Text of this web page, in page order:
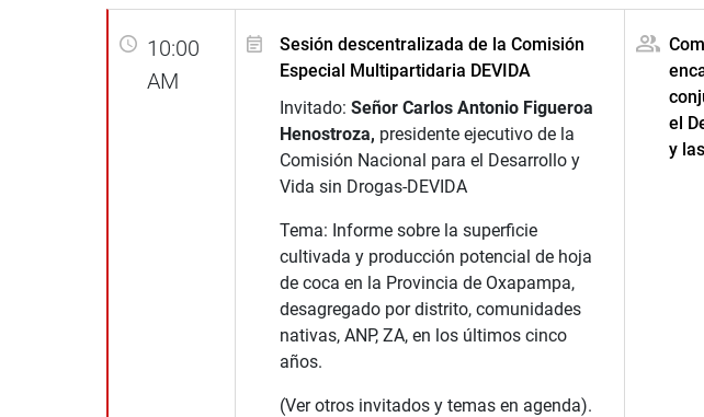
10:00
AM
Sesión descentralizada de la Comisión
Especial Multipartidaria DEVIDA
Invitado: Señor Carlos Antonio Figueroa
Henostroza, presidente ejecutivo de la
Comisión Nacional para el Desarrollo y
Vida sin Drogas-DEVIDA
Tema: Informe sobre la superficie
cultivada y producción potencial de hoja
de coca en la Provincia de Oxapampa,
desagregado por distrito, comunidades
nativas, ANP, ZA, en los últimos cinco
años.
(Ver otros invitados y temas en agenda).
el
y